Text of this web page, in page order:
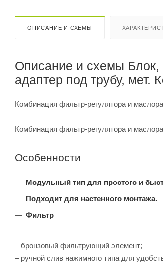
ОПИСАНИЕ И СХЕМЫ
Описание и схемы Блок,
адаптер под трубу, мет.
Комбинация фильтр-регулятора и
Комбинация фильтр-регулятора и
Особенности
Модульный тип для простого и
Подходит для настенного монтажа.
Фильтр
– бронзовый фильтрующий элемент;
– ручной слив нажимного типа для